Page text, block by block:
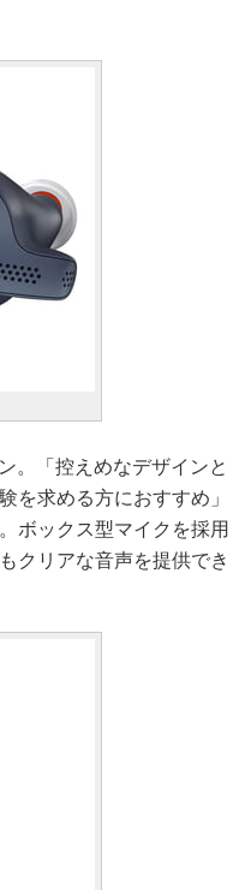
。「控えめなデザインと
を求める方におすすめ」
ボックス型マイクを採用
クリアな音声を提供でき